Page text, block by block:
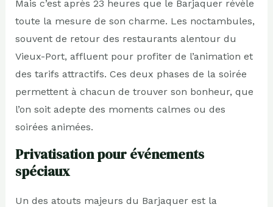
Mais c’est après 23 heures que le Barjaquer révèle
toute la mesure de son charme. Les noctambules,
souvent de retour des restaurants alentour du
Vieux-Port, affluent pour profiter de l’animation et
des tarifs attractifs. Ces deux phases de la soirée
permettent à chacun de trouver son bonheur, que
l’on soit adepte des moments calmes ou des
soirées animées.
Privatisation pour événements
spéciaux
Un des atouts majeurs du Barjaquer est la